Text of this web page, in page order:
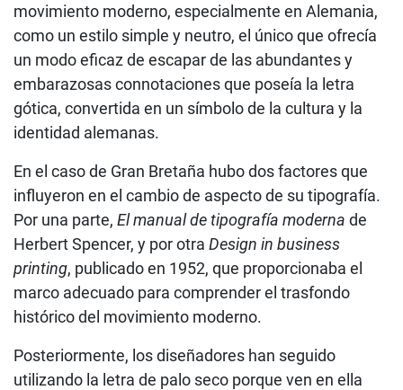
movimiento moderno, especialmente en Alemania,
como un estilo simple y neutro, el único que ofrecía
un modo eficaz de escapar de las abundantes y
embarazosas connotaciones que poseía la letra
gótica, convertida en un símbolo de la cultura y la
identidad alemanas.
En el caso de Gran Bretaña hubo dos factores que
influyeron en el cambio de aspecto de su tipografía.
Por una parte, El manual de tipografía moderna de
Herbert Spencer, y por otra Design in business
printing, publicado en 1952, que proporcionaba el
marco adecuado para comprender el trasfondo
histórico del movimiento moderno.
Posteriormente, los diseñadores han seguido
utilizando la letra de palo seco porque ven en ella